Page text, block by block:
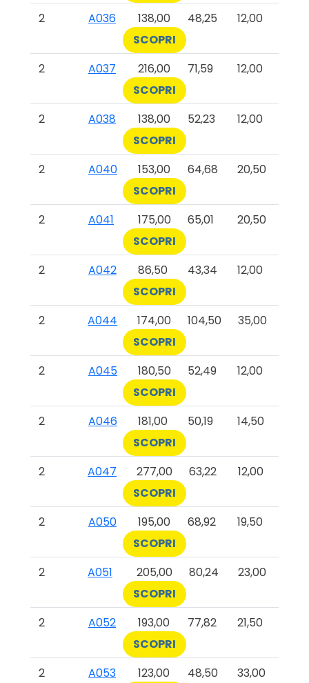
2
A036 138,00 48,25
12,00
SCOPRI
2
A037 216,00 71,59
12,00
SCOPRI
2
A038 138,00 52,23
12,00
SCOPRI
2
A040 153,00 64,68
20,50
SCOPRI
2
A041 175,00 65,01
20,50
SCOPRI
2
A042 86,50 43,34
12,00
SCOPRI
2
A044 174,00 104,50
35,00
SCOPRI
2
A045 180,50 52,49
12,00
SCOPRI
2
A046 181,00 50,19
14,50
SCOPRI
2
A047 277,00 63,22
12,00
SCOPRI
2
A050 195,00 68,92
19,50
SCOPRI
2
A051 205,00 80,24
23,00
SCOPRI
2
A052 193,00 77,82
21,50
SCOPRI
2
A053 123,00 48,50 33,00